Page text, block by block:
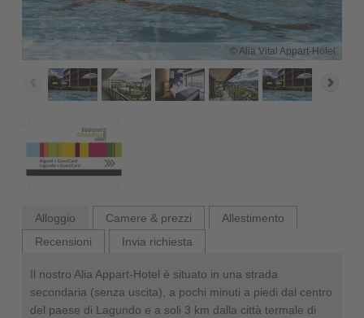
© Alia Vital Appart-Hotel
Alloggio Camere & prezzi
Allestimento
Recensioni
Invia richiesta
Il nostro Alia Appart-Hotel è situato in una strada
secondaria (senza uscita), a pochi minuti a piedi dal centro
del paese di Lagundo e a soli 3 km dalla città termale di